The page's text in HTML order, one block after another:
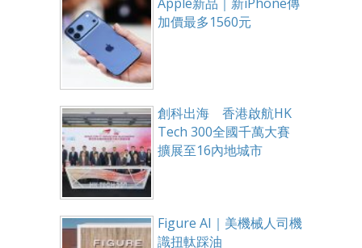
加價最多1560元
創科出海 香港啟航HK
Tech 300全國千萬大賽
擴展至16內地城市
Figure AI｜美機械人司機
識扭軚踩油